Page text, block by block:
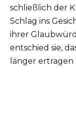
schließlich der
Schlag ins
ihrer
entschied sie,
länger ertragen